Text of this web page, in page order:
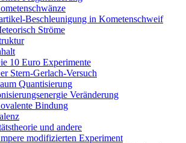
Beschleunigung in Kometenschweif
Ströme
10 Euro Experimente
Stern-Gerlach-Versuch
Quantisierung
Veränderung
Bindung
und andere
modifizierten Experiment